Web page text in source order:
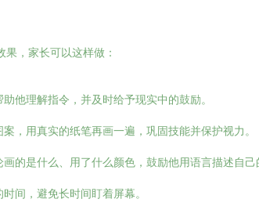
，家长可以这样做：
他理解指令，并及时给予现实中的鼓励。
，用真实的纸笔再画一遍，巩固技能并保护视力。
画的是什么、用了什么颜色，鼓励他用语言描述自己
间，避免长时间盯着屏幕。